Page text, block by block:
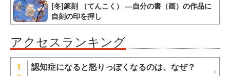
[冬]篆刻 （てんこく） ―自分の書（画）の作品に
自刻の印を押し
アクセスランキング
1 認知症になると怒りっぽくなるのは、なぜ？